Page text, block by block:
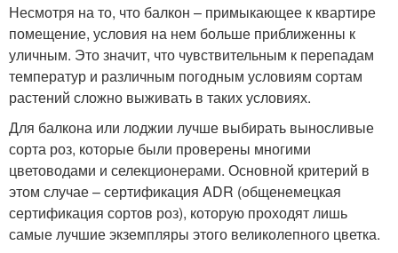
Несмотря на то, что балкон – примыкающее к квартире
помещение, условия на нем больше приближенны к
уличным. Это значит, что чувствительным к перепадам
температур и различным погодным условиям сортам
растений сложно выживать в таких условиях.
Для балкона или лоджии лучше выбирать выносливые
сорта роз, которые были проверены многими
цветоводами и селекционерами. Основной критерий в
этом случае – сертификация ADR (общенемецкая
сертификация сортов роз), которую проходят лишь
самые лучшие экземпляры этого великолепного цветка.